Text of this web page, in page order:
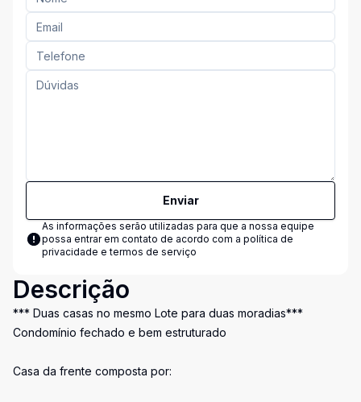
Enviar
As informações serão utilizadas para que a nossa equipe
possa entrar em contato de acordo com a política de
privacidade e termos de serviço
Descrição
*** Duas casas no mesmo Lote para duas moradias***
Condomínio fechado e bem estruturado
Casa da frente composta por: